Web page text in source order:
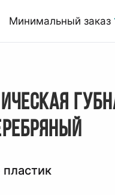
Минимальный заказ